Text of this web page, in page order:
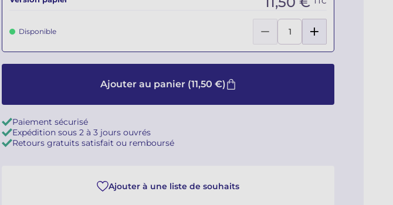
Disponible
Ajouter au panier(11,50 €)
Paiement sécurisé
Expédition sous 2 à 3 jours ouvrés
Retours gratuits satisfait ou remboursé
Ajouter à une liste de souhaits